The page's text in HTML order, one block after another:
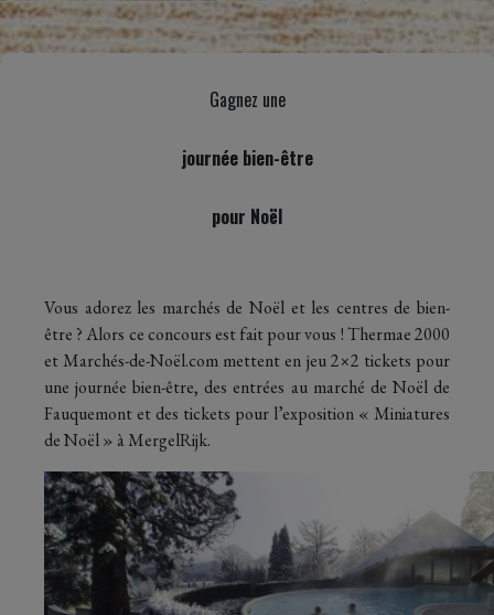
Gagnez une
journée bien-être
pour Noël
Vous adorez les marchés de Noël et les centres de bien-
être ? Alors ce concours est fait pour vous ! Thermae 2000
et Marchés-de-Noël.com mettent en jeu 2×2 tickets pour
une journée bien-être, des entrées au marché de Noël de
Fauquemont et des tickets pour l’exposition « Miniatures
de Noël » à MergelRijk.